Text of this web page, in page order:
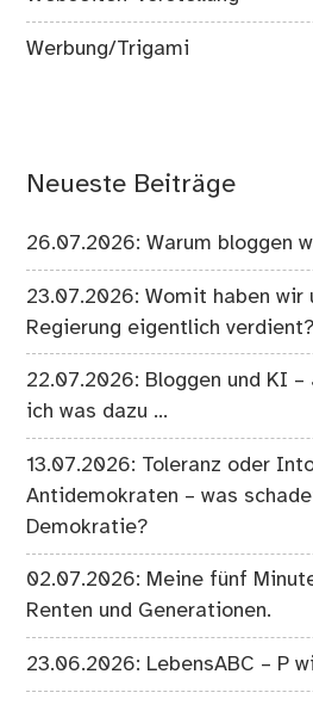
Werbung/Trigami
Neueste Beiträge
26.07.2026: Warum bloggen
23.07.2026: Womit haben wir
Regierung eigentlich verdient?
22.07.2026: Bloggen und KI
ich was dazu …
13.07.2026: Toleranz oder
Antidemokraten – was
Demokratie?
02.07.2026: Meine fünf
Renten und Generationen.
23.06.2026: LebensABC – P